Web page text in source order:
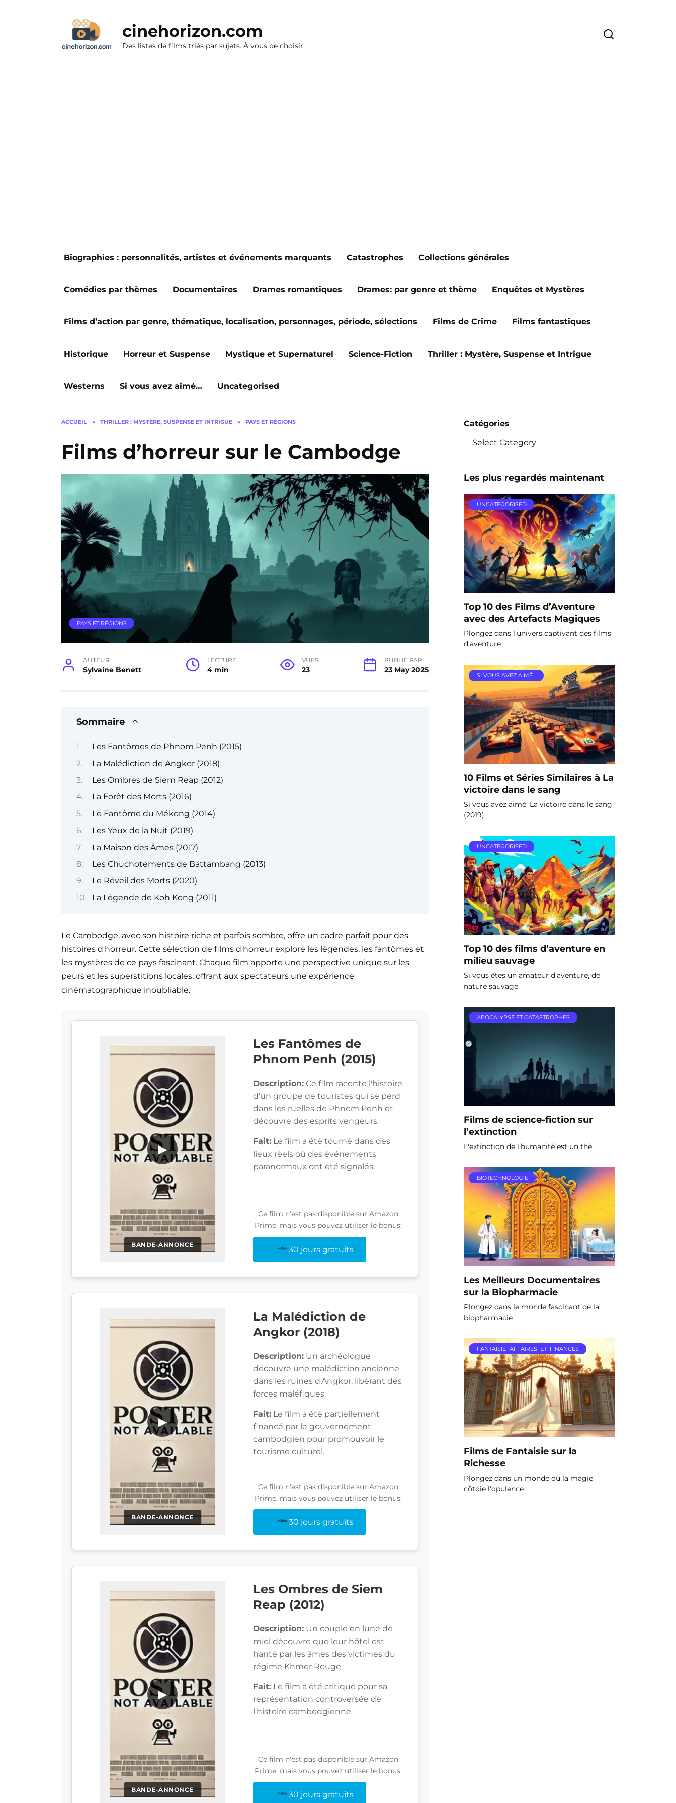
cinehorizon.com
Des listes de films triés par sujets. À vous de choisir.
Biographies : personnalités, artistes et événements marquants Catastrophes Collections générales
Comédies par thèmes Documentaires Drames romantiques Drames: par genre et thème Enquêtes et Mystères
Films d’action par genre, thématique, localisation, personnages, période, sélections Films de Crime Films fantastiques
Historique Horreur et Suspense Mystique et Supernaturel Science-Fiction Thriller : Mystère, Suspense et Intrigue
Westerns Si vous avez aimé… Uncategorised
ACCUEIL » THRILLER : MYSTÈRE, SUSPENSE ET INTRIGUE » PAYS ET RÉGIONS
Films d’horreur sur le Cambodge
PAYS ET RÉGIONS
AUTEUR
Sylvaine Benett
LECTURE
4 min
VUES
23
PUBLIÉ PAR
23 May 2025
Sommaire
Les Fantômes de Phnom Penh (2015)
La Malédiction de Angkor (2018)
Les Ombres de Siem Reap (2012)
La Forêt des Morts (2016)
Le Fantôme du Mékong (2014)
Les Yeux de la Nuit (2019)
La Maison des Âmes (2017)
Les Chuchotements de Battambang (2013)
Le Réveil des Morts (2020)
La Légende de Koh Kong (2011)
Le Cambodge, avec son histoire riche et parfois sombre, offre un cadre parfait pour des
histoires d'horreur. Cette sélection de films d'horreur explore les légendes, les fantômes et
les mystères de ce pays fascinant. Chaque film apporte une perspective unique sur les
peurs et les superstitions locales, offrant aux spectateurs une expérience
cinématographique inoubliable.
BANDE-ANNONCE
▶
Les Fantômes de
Phnom Penh (2015)
Description: Ce film raconte l'histoire
d'un groupe de touristes qui se perd
dans les ruelles de Phnom Penh et
découvre des esprits vengeurs.
Fait: Le film a été tourné dans des
lieux réels où des événements
paranormaux ont été signalés.
Ce film n'est pas disponible sur Amazon
Prime, mais vous pouvez utiliser le bonus:
30 jours gratuits
BANDE-ANNONCE
▶
La Malédiction de
Angkor (2018)
Description: Un archéologue
découvre une malédiction ancienne
dans les ruines d'Angkor, libérant des
forces maléfiques.
Fait: Le film a été partiellement
financé par le gouvernement
cambodgien pour promouvoir le
tourisme culturel.
Ce film n'est pas disponible sur Amazon
Prime, mais vous pouvez utiliser le bonus:
30 jours gratuits
BANDE-ANNONCE
▶
Les Ombres de Siem
Reap (2012)
Description: Un couple en lune de
miel découvre que leur hôtel est
hanté par les âmes des victimes du
régime Khmer Rouge.
Fait: Le film a été critiqué pour sa
représentation controversée de
l'histoire cambodgienne.
Ce film n'est pas disponible sur Amazon
Prime, mais vous pouvez utiliser le bonus:
30 jours gratuits
Catégories
Les plus regardés maintenant
UNCATEGORISED
Top 10 des Films d’Aventure
avec des Artefacts Magiques
Plongez dans l'univers captivant des films
d'aventure
SI VOUS AVEZ AIMÉ…
10 Films et Séries Similaires à La
victoire dans le sang
Si vous avez aimé 'La victoire dans le sang'
(2019)
UNCATEGORISED
Top 10 des films d’aventure en
milieu sauvage
Si vous êtes un amateur d'aventure, de
nature sauvage
APOCALYPSE ET CATASTROPHES
Films de science-fiction sur
l’extinction
L'extinction de l'humanité est un thè
BIOTECHNOLOGIE
Les Meilleurs Documentaires
sur la Biopharmacie
Plongez dans le monde fascinant de la
biopharmacie
FANTAISIE_AFFAIRES_ET_FINANCES
Films de Fantaisie sur la
Richesse
Plongez dans un monde où la magie
côtoie l'opulence